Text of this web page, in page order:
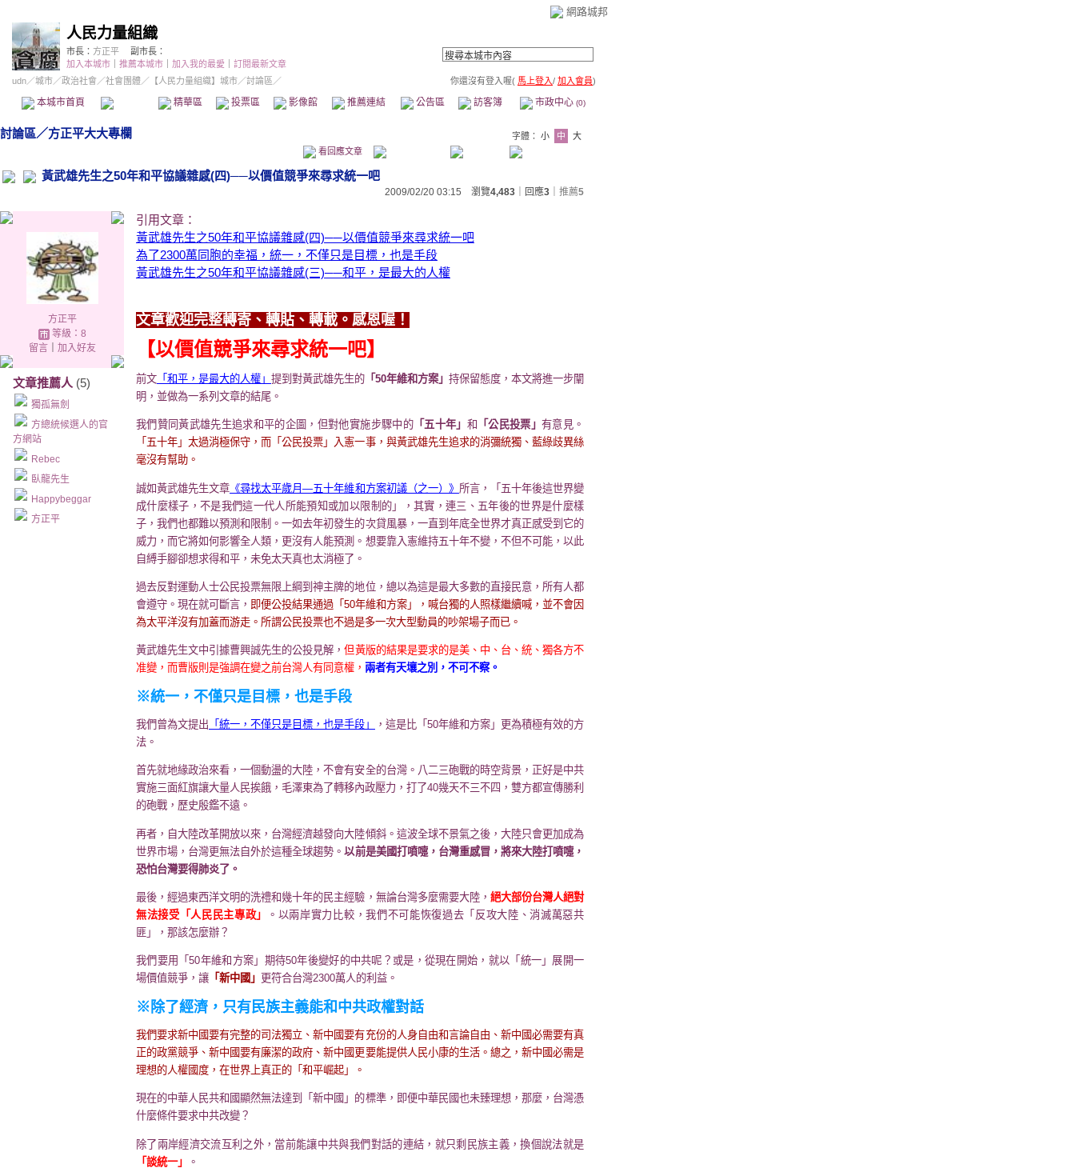
網路城邦
人民力量組織
市長： 方正平
副市長：
加入本城市
推薦本城市 加入我的最愛
訂閱最新文章
udn／城市／政治社會 ／社會團體／ 【人民力量組織】城市／討論區／ 你還沒有登入喔( 馬上登入/ 加入會員)
本城市首頁 精華區 投票區 影像館 推薦連結 公告區 訪客簿 市政中心 (0)
討論區／方正平大大專欄 字體： 小 中
大
看回應文章
黃武雄先生之50年和平協議雜感(四)──以價值競爭來尋求統一吧
2009/02/20 03:15 瀏覽4,483 ｜回應3 推薦5
方正平
等級：8
留言｜ 加入好友
文章推薦人 (5)
獨孤無劍
方總統候選人的官
方網站
Rebec
臥龍先生
Happybeggar
方正平
引用文章：
黃武雄先生之50年和平協議雜感(四)──以價值競爭來尋求統一吧
為了2300萬同胞的幸福，統一，不僅只是目標，也是手段
黃武雄先生之50年和平協議雜感(三)──和平，是最大的人權
文章歡迎完整轉寄、轉貼、轉載。感恩喔！
【以價值競爭來尋求統一吧】
前文 「和平，是最大的人權」 提到對黃武雄先生的 「50年維和方案」 持保留態度，本文將進一步闡
明，並做為一系列文章的結尾。
我們贊同黃武雄先生追求和平的企圖，但對他實施步驟中的「五十年」 和 「公民投票」有意見。
「五十年」太過消極保守，而「公民投票」入憲一事，與黃武雄先生追求的消彌統獨、藍綠歧異絲
毫沒有幫助。
誠如黃武雄先生文章 《尋找太平歲月—五十年維和方案初議（之一）》 所言，「五十年後這世界變
成什麼樣子，不是我們這一代人所能預知或加以限制的」，其實，連三、五年後的世界是什麼樣
子，我們也都難以預測和限制。一如去年初發生的次貸風暴，一直到年底全世界才真正感受到它的
威力，而它將如何影響全人類，更沒有人能預測。想要靠入憲維持五十年不變，不但不可能，以此
自縛手腳卻想求得和平，未免太天真也太消極了。
過去反對運動人士公民投票無限上綱到神主牌的地位，總以為這是最大多數的直接民意，所有人都
會遵守。現在就可斷言， 即便公投結果通過「50年維和方案」，喊台獨的人照樣繼續喊，並不會因
為太平洋沒有加蓋而游走。所謂公民投票也不過是多一次大型動員的吵架場子而已。
黃武雄先生文中引據曹興誠先生的公投見解，但黃版的結果是要求的是美、中、台、統、獨各方不
准變，而曹版則是強調在變之前台灣人有同意權， 兩者有天壤之別，不可不察。
※統一，不僅只是目標，也是手段
我們曾為文提出 「統一，不僅只是目標，也是手段」
，這是比「50年維和方案」更為積極有效的方
法。
首先就地緣政治來看，一個動盪的大陸，不會有安全的台灣。八二三砲戰的時空背景，正好是中共
實施三面紅旗讓大量人民挨餓，毛澤東為了轉移內政壓力，打了40幾天不三不四，雙方都宣傳勝利
的砲戰，歷史殷鑑不遠。
再者，自大陸改革開放以來，台灣經濟越發向大陸傾斜。這波全球不景氣之後，大陸只會更加成為
世界市場，台灣更無法自外於這種全球趨勢。以前是美國打噴嚏，台灣重感冒，將來大陸打噴嚏，
恐怕台灣要得肺炎了。
最後，經過東西洋文明的洗禮和幾十年的民主經驗，無論台灣多麼需要大陸， 絕大部份台灣人絕對
無法接受「人民民主專政」
。以兩岸實力比較，我們不可能恢復過去「反攻大陸、消滅萬惡共
匪」，那該怎麼辦？
我們要用「50年維和方案」期待50年後變好的中共呢？或是，從現在開始，就以「統一」展開一
場價值競爭，讓 「新中國」 更符合台灣2300萬人的利益。
※除了經濟，只有民族主義能和中共政權對話
我們要求新中國要有完整的司法獨立、新中國要有充份的人身自由和言論自由、新中國必需要有真
正的政黨競爭、新中國要有廉潔的政府、新中國更要能提供人民小康的生活。總之，新中國必需是
理想的人權國度，在世界上真正的「和平崛起」。
現在的中華人民共和國顯然無法達到「新中國」的標準，即便中華民國也未臻理想，那麼，台灣憑
什麼條件要求中共改變？
除了兩岸經濟交流互利之外，當前能讓中共與我們對話的連結，就只剩民族主義，換個說法就是
「談統一」
。